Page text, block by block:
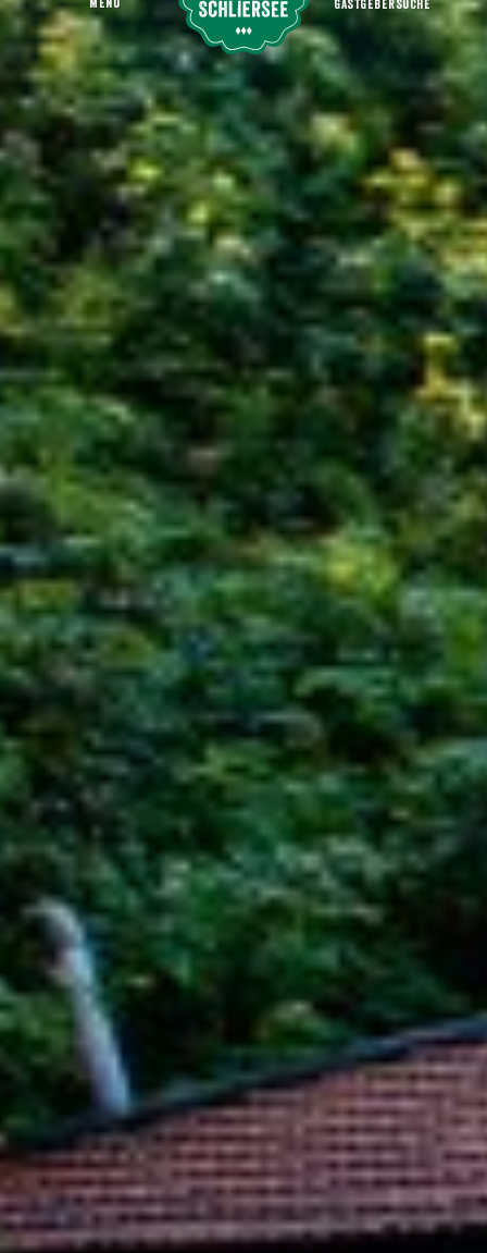
Startseite Herzogliche Fischzucht Kreuth
MENU GASTGEBERSUCHE